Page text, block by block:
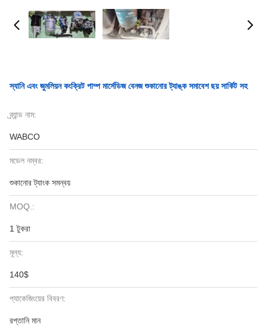
স্যানি এবং জুমলিয়ন কংক্রিট পাম্প মার্সেডিজ বেনজ শুকানোর ট্যাঙ্ক সমাবেশ ছয় সার্কিট সহ
ব্র্যান্ড নাম:
WABCO
মডেল নম্বর:
শুকানোর ট্যাংক সমন্বয়
MOQ.:
1 টুকরা
মূল্য:
140$
প্যাকেজিংয়ের বিবরণ:
রপ্তানি মান